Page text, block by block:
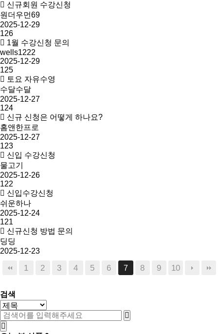
신규회원 수강신청
원더우먼69
2025-12-29
126
1월 수강신청 문의
wells1222
2025-12-29
125
토요 자유수영
수달수달
2025-12-27
124
신규 신청은 어떻게 하나요?
홈앤한프로
2025-12-27
123
신입 수강신청
물고기
2025-12-26
122
신입수강신청
쉬운하나
2025-12-24
121
신규신청 방법 문의
딩딩
2025-12-23
1 2 3 4 5 6 7 8 9 10
검색